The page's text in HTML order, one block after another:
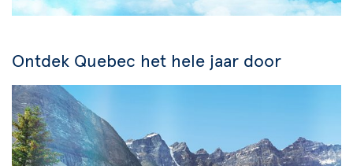
Ontdek Quebec het hele jaar door